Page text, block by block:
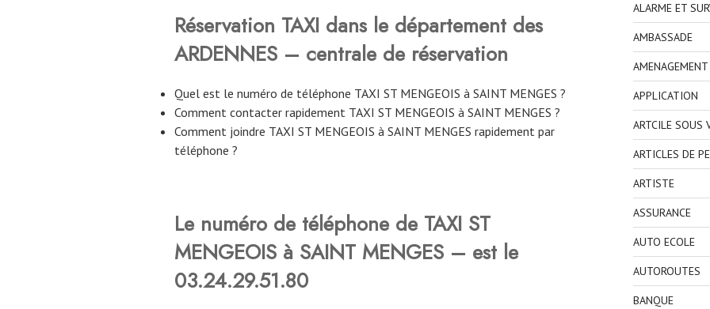
Réservation TAXI dans le département des
ARDENNES – centrale de réservation
Quel est le numéro de téléphone TAXI ST MENGEOIS à SAINT MENGES ?
Comment contacter rapidement TAXI ST MENGEOIS à SAINT MENGES ?
Comment joindre TAXI ST MENGEOIS à SAINT MENGES rapidement par
téléphone ?
Le numéro de téléphone de TAXI ST
MENGEOIS à SAINT MENGES – est le
03.24.29.51.80
ALARME ET
AMBASSADE
APPLICATION
ARTCILE SOUS
ARTICLES DE
ARTISTE
ASSURANCE
AUTO ECOLE
AUTOROUTES
BANQUE